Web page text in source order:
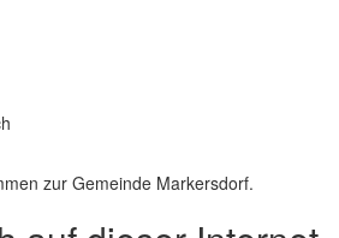
zur Gemeinde Markersdorf.